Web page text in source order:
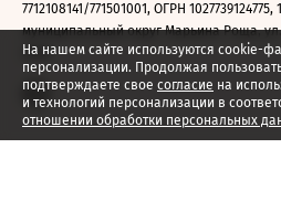
На нашем сайте используются cookie-
персонализации. Продолжая
подтверждаете свое согласие на
и технологий персонализации в
отношении обработки персональных
7712108141/771501001, ОГРН
муниципальный округ Марьина Роща, ул.
2026